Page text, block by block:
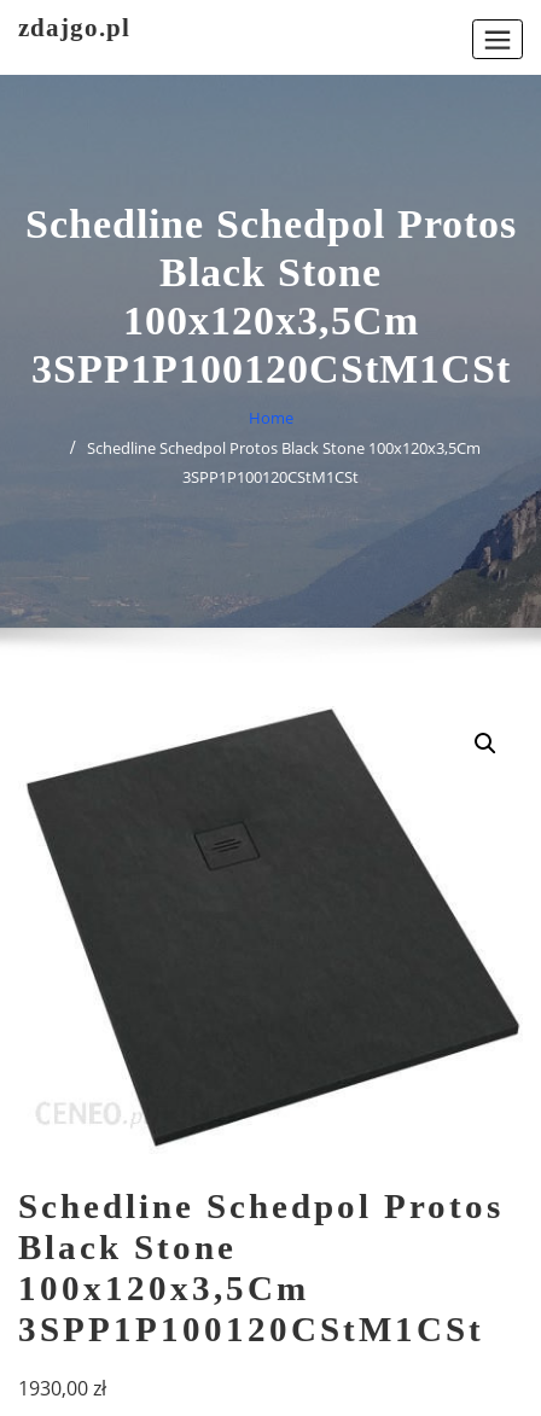
zdajgo.pl
Schedline Schedpol Protos
Black Stone
100x120x3,5Cm
3SPP1P100120CStM1CSt
Home
Schedline Schedpol Protos Black Stone 100x120x3,5Cm
3SPP1P100120CStM1CSt
Schedline Schedpol Protos
Black Stone
100x120x3,5Cm
3SPP1P100120CStM1CSt
1930,00zł